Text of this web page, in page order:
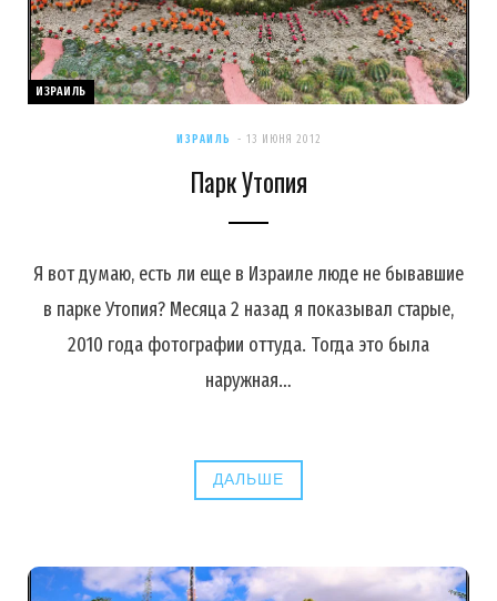
ИЗРАИЛЬ
ИЗРАИЛЬ 13 ИЮНЯ 2012
Парк Утопия
Я вот думаю, есть ли еще в Израиле люде не бывавшие
в парке Утопия? Месяца 2 назад я показывал старые,
2010 года фотографии оттуда. Тогда это была
наружная…
ДАЛЬШЕ